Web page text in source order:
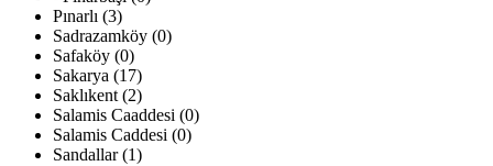
Pınarlı (3)
Sadrazamköy (0)
Safaköy (0)
Sakarya (17)
Saklıkent (2)
Salamis Caaddesi (0)
Salamis Caddesi (0)
Sandallar (1)